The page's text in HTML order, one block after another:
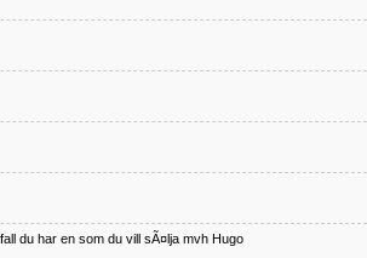
du har en som du vill sÃ¤lja mvh Hugo